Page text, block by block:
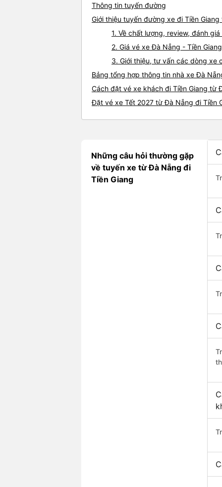
Thông tin tuyến đường
Giới thiệu tuyến đường xe đi Tiền
1. Về chất lượng, review, đánh
2. Giá vé xe Đà Nẵng - Tiền Giang
3. Giới thiệu, tư vấn các dòng xe
Bảng tổng hợp thông tin nhà xe Đà
Cách đặt vé xe khách đi Tiền Giang từ
Đặt vé xe Tết 2027 từ Đà Nẵng đi Tiền
Những câu hỏi thường gặp
về tuyến xe từ Đà Nẵng đi
Tiền Giang